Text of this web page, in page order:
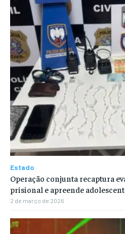
Estado
Operação conjunta recaptura
prisional e apreende
2 de março de 2026